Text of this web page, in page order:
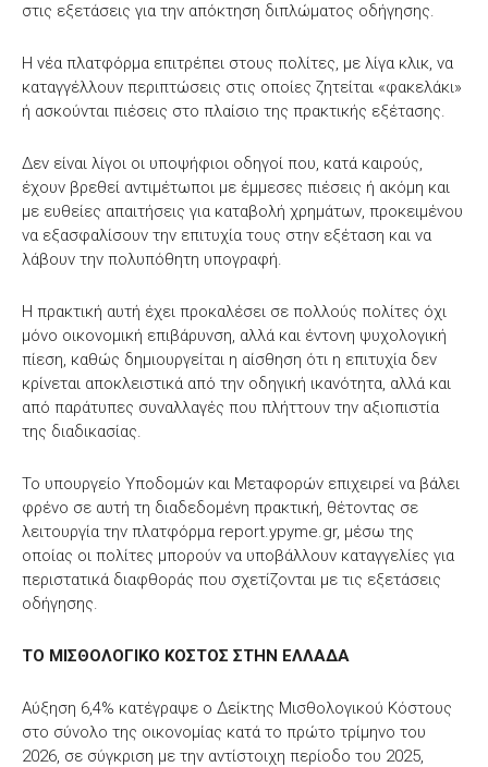
στις εξετάσεις για την απόκτηση διπλώματος οδήγησης.
Η νέα πλατφόρμα επιτρέπει στους πολίτες, με λίγα κλικ, να
καταγγέλλουν περιπτώσεις στις οποίες ζητείται «φακελάκι»
ή ασκούνται πιέσεις στο πλαίσιο της πρακτικής εξέτασης.
Δεν είναι λίγοι οι υποψήφιοι οδηγοί που, κατά καιρούς,
έχουν βρεθεί αντιμέτωποι με έμμεσες πιέσεις ή ακόμη και
με ευθείες απαιτήσεις για καταβολή χρημάτων, προκειμένου
να εξασφαλίσουν την επιτυχία τους στην εξέταση και να
λάβουν την πολυπόθητη υπογραφή.
Η πρακτική αυτή έχει προκαλέσει σε πολλούς πολίτες όχι
μόνο οικονομική επιβάρυνση, αλλά και έντονη ψυχολογική
πίεση, καθώς δημιουργείται η αίσθηση ότι η επιτυχία δεν
κρίνεται αποκλειστικά από την οδηγική ικανότητα, αλλά και
από παράτυπες συναλλαγές που πλήττουν την αξιοπιστία
της διαδικασίας.
Το υπουργείο Υποδομών και Μεταφορών επιχειρεί να βάλει
φρένο σε αυτή τη διαδεδομένη πρακτική, θέτοντας σε
λειτουργία την πλατφόρμα report.ypyme.gr, μέσω της
οποίας οι πολίτες μπορούν να υποβάλλουν καταγγελίες για
περιστατικά διαφθοράς που σχετίζονται με τις εξετάσεις
οδήγησης.
TO ΜΙΣΘΟΛΟΓΙΚΟ ΚΟΣΤΟΣ ΣΤΗΝ ΕΛΛΑΔΑ
Αύξηση 6,4% κατέγραψε ο Δείκτης Μισθολογικού Κόστους
στο σύνολο της οικονομίας κατά το πρώτο τρίμηνο του
2026, σε σύγκριση με την αντίστοιχη περίοδο του 2025,